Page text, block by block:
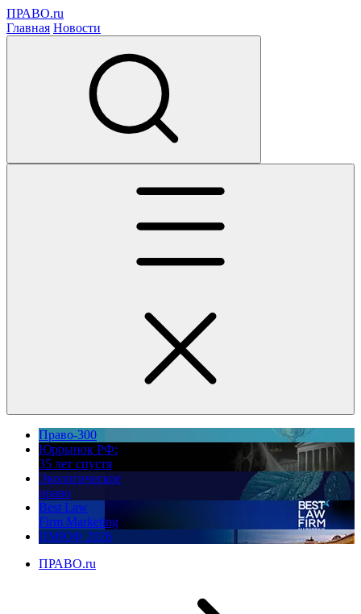
ПРАВО.ru
Главная Новости
Право-300
Юррынок РФ:
35 лет спустя
Экологическое
право
Best Law
Firm Marketing
ПМЮФ 2026
ПРАВО.ru